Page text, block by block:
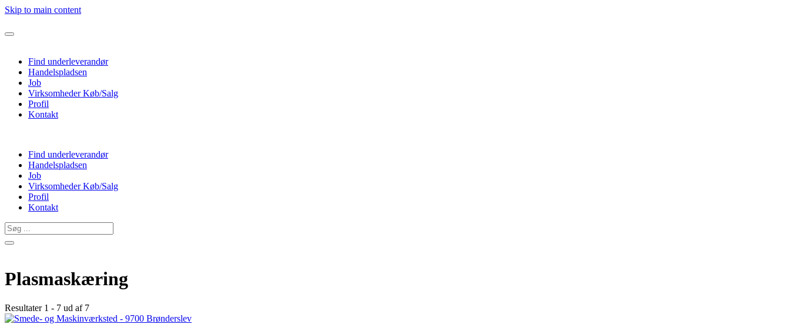
Skip to main content
Find underleverandør
Handelspladsen
Job
Virksomheder Køb/Salg
Profil
Kontakt
Find underleverandør
Handelspladsen
Job
Virksomheder Køb/Salg
Profil
Kontakt
Plasmaskæring
Resultater 1 - 7 ud af 7